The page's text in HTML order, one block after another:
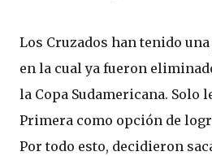
Los Cruzados han tenido
en la cual ya fueron
la Copa Sudamericana. Solo
Primera como opción de
Por todo esto, decidieron